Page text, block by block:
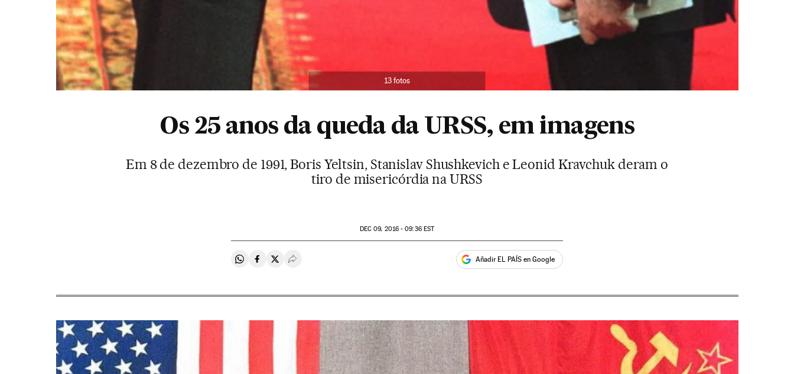
13 fotos
Os 25 anos da queda da URSS, em imagens
Em 8 de dezembro de 1991, Boris Yeltsin, Stanislav Shushkevich e Leonid Kravchuk deram o
tiro de misericórdia na URSS
DEC 09, 2016 - 09:36EST
Compartir en Whatsapp
Compartir en Facebook
Compartir en Twitter
Desplegar Redes Sociales Añadir EL PAÍS en Google